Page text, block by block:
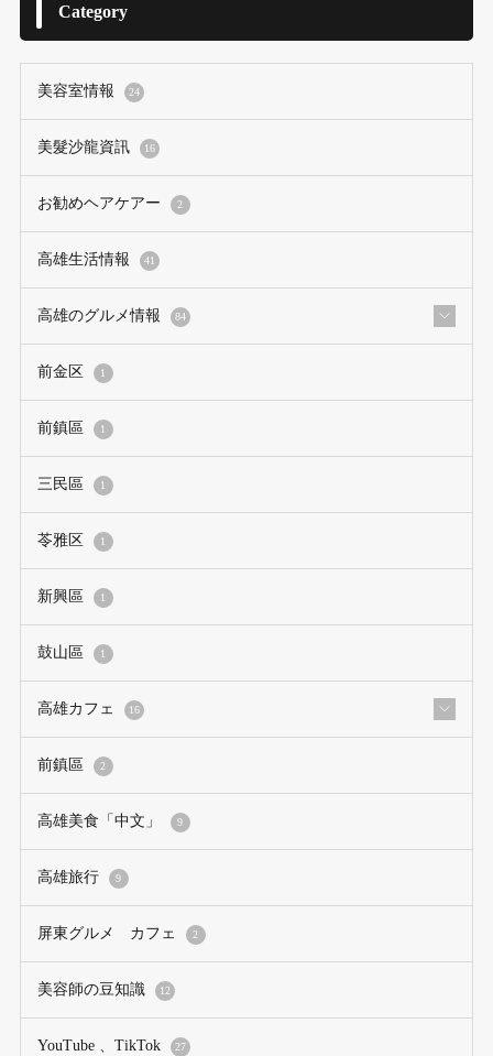
Category
美容室情報 24
美髮沙龍資訊 16
お勧めヘアケアー 2
高雄生活情報 41
高雄のグルメ情報 84
前金区 1
前鎮區 1
三民區 1
苓雅区 1
新興區 1
鼓山區 1
高雄カフェ 16
前鎮區 2
高雄美食「中文」 9
高雄旅行 9
屏東グルメ カフェ 2
美容師の豆知識 12
YouTube 、TikTok 27